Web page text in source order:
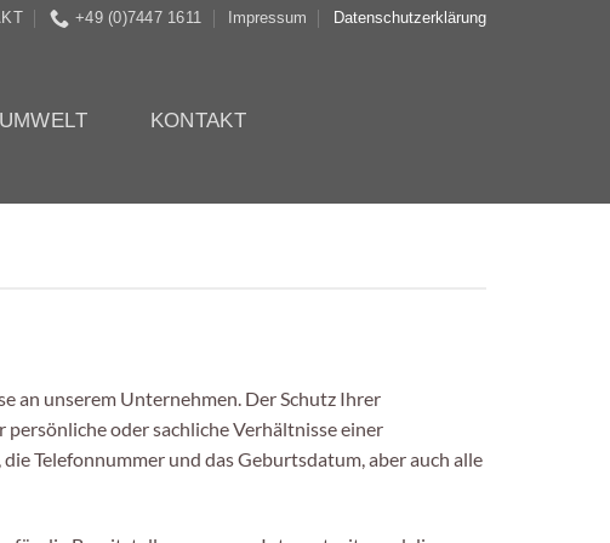
+49 (0)7447 1611 Impressum Datenschutzerklärung
UMWELT KONTAKT
an unserem Unternehmen. Der Schutz Ihrer
oder sachliche Verhältnisse einer
Telefonnummer und das Geburtsdatum, aber auch alle